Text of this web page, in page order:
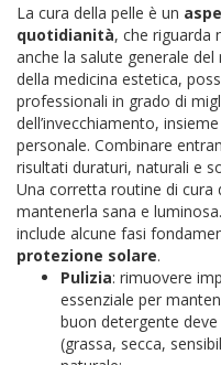
La cura della pelle è un
quotidianità, che riguarda
anche la salute generale del
della medicina estetica,
professionali in grado di
dell’invecchiamento,
personale. Combinare
risultati duraturi, naturali e
Una corretta routine di cura
mantenerla sana e
include alcune fasi
protezione solare.
Pulizia: rimuovere
essenziale per
buon detergente
(grassa, secca,